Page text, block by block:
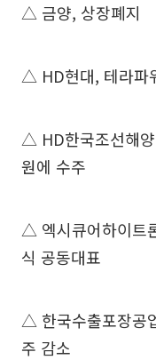
△ 금양, 상장폐지
△ HD현대, 테라파
△ HD한국조선해
원에 수주
△ 엑시큐어하이트
식 공동대표
△ 한국수출포장공
주 감소